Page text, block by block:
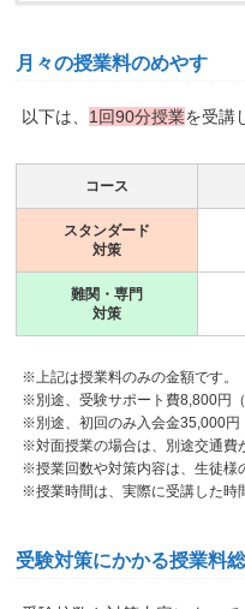
月々の授業料のめやす
以下は、 1回90分授業を受講
コース
スタンダード
対策
難関・専門
対策
※上記は授業料のみの金額です。
※別途、受験サポート費8,800円
※別途、初回のみ入会金35,000円
※対面授業の場合は、別途交通費
※授業回数や対策内容は、生徒様
※授業時間は、実際に受講した時
受験対策にかかる授業料